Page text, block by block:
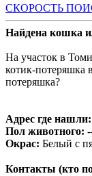
СКОРОСТЬ
Найдена кошка
На участок в
котик-потеряшка
потеряшка?
Адрес где нашли:
Пол животного:
Окрас: Белый с
Контакты (кто